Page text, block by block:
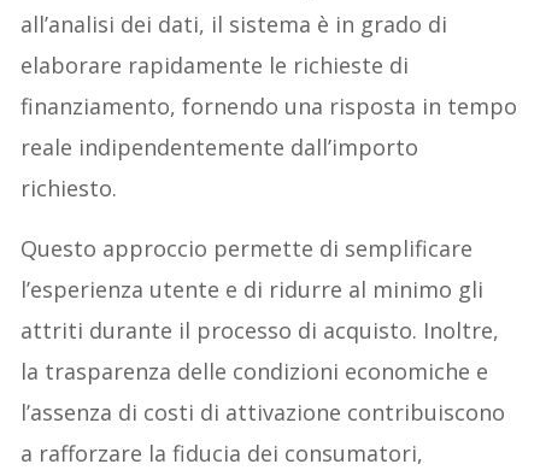
all’analisi dei dati, il sistema è in grado di
elaborare rapidamente le richieste di
finanziamento, fornendo una risposta in tempo
reale indipendentemente dall’importo
richiesto.
Questo approccio permette di semplificare
l’esperienza utente e di ridurre al minimo gli
attriti durante il processo di acquisto. Inoltre,
la trasparenza delle condizioni economiche e
l’assenza di costi di attivazione contribuiscono
a rafforzare la fiducia dei consumatori,